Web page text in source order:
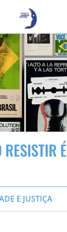
RESISTIR É
E JUSTIÇA